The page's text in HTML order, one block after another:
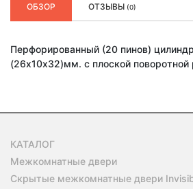
ОБЗОР ОТЗЫВЫ (0)
Перфорированный (20 пинов)
(26х10х32)мм. с плоской поворотной
КАТАЛОГ
Межкомнатные двери
Скрытые межкомнатные двери